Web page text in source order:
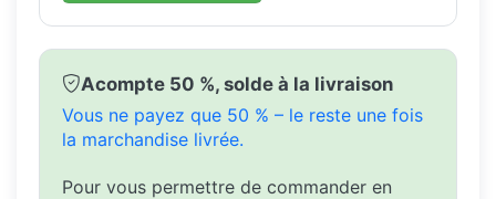
Acompte 50 %, solde à la livraison
Vous ne payez que 50 % – le reste une fois
la marchandise livrée.
Pour vous permettre de commander en